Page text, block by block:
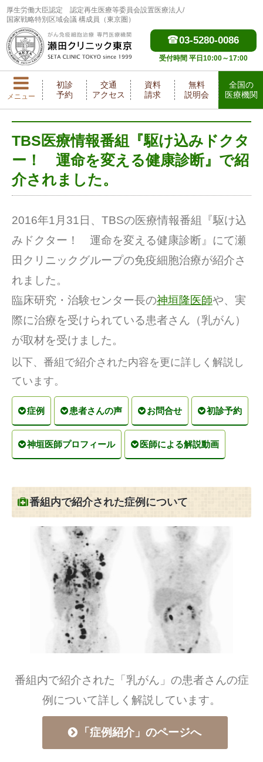
厚生労働大臣認定
認定再生医療等委員会設置医療法人/
国家戦略特別区域会議 構成員（東京圏）
03-5280-0086
受付時間 平日10:00～17:00
メニュー
初診
予約
交通
アクセス
資料
請求
無料
説明会
全国の
医療機関
TBS医療情報番組『駆け込みドクタ
ー！ 運命を変える健康診断』で紹
介されました。
2016年1月31日、TBSの医療情報番組『駆け込
みドクター！ 運命を変える健康診断』にて瀬
田クリニックグループの免疫細胞治療が紹介さ
れました。
臨床研究・治験センター長の神垣隆医師や、実
際に治療を受けられている患者さん（乳がん）
が取材を受けました。
以下、番組で紹介された内容を更に詳しく解説し
ています。
症例 患者さんの声 お問合せ 初診予約
神垣医師プロフィール 医師による解説動画
番組内で紹介された症例について
番組内で紹介された「乳がん」の患者さんの症
例について詳しく解説しています。
「症例紹介」のページへ